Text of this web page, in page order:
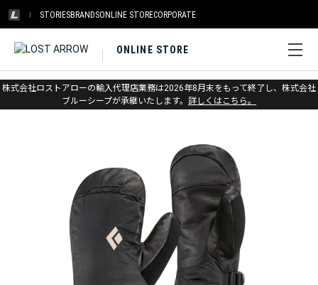
STORIESBRANDSONLINE STORECORPORATE
ONLINE STORE
株式会社ロストアローの輸入代理店業務は2026年8月末をもって終了し、株式会社
ブルーシープが承継いたします。 詳しくはこちら。
ホーム > ブラックダイヤモンド > グローブ > マウンテン